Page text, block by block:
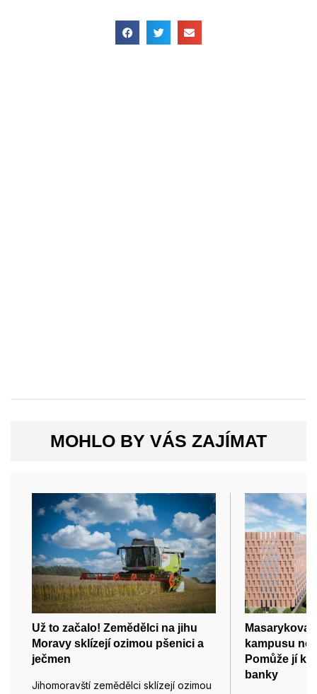
MOHLO BY VÁS ZAJÍMAT
Už to začalo! Zemědělci na jihu
Moravy sklízejí ozimou pšenici a
ječmen
Jihomoravští zemědělci sklízejí ozimou
Masarykova
kampusu
Pomůže jí k
banky